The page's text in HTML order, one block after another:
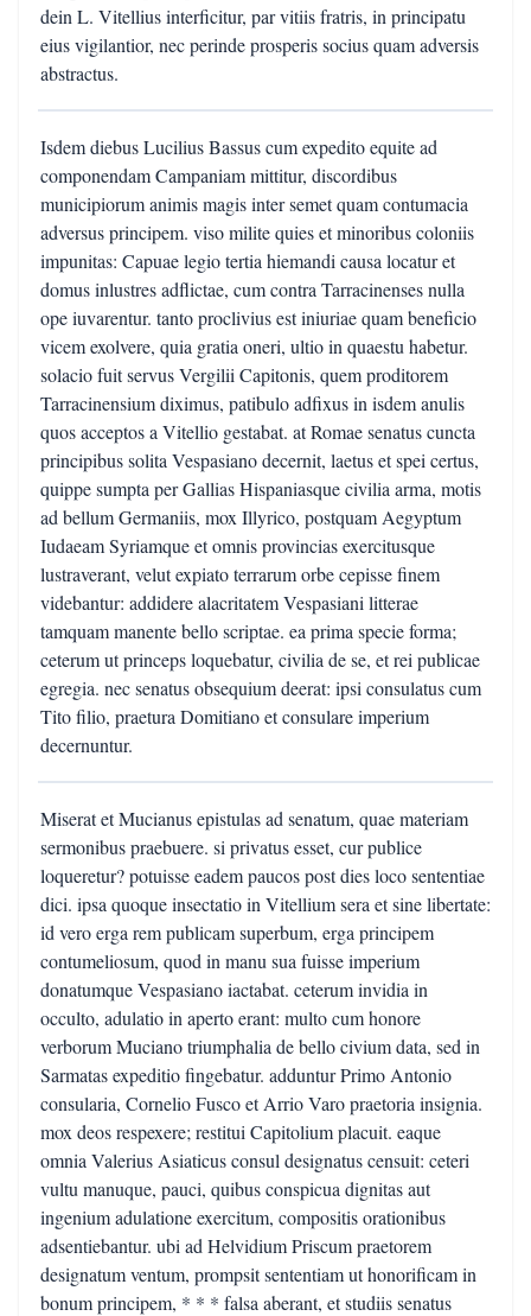
dein L. Vitellius interficitur, par vitiis fratris, in principatu
eius vigilantior, nec perinde prosperis socius quam adversis
abstractus.
Isdem diebus Lucilius Bassus cum expedito equite ad
componendam Campaniam mittitur, discordibus
municipiorum animis magis inter semet quam contumacia
adversus principem. viso milite quies et minoribus coloniis
impunitas: Capuae legio tertia hiemandi causa locatur et
domus inlustres adflictae, cum contra Tarracinenses nulla
ope iuvarentur. tanto proclivius est iniuriae quam beneficio
vicem exolvere, quia gratia oneri, ultio in quaestu habetur.
solacio fuit servus Vergilii Capitonis, quem proditorem
Tarracinensium diximus, patibulo adfixus in isdem anulis
quos acceptos a Vitellio gestabat. at Romae senatus cuncta
principibus solita Vespasiano decernit, laetus et spei certus,
quippe sumpta per Gallias Hispaniasque civilia arma, motis
ad bellum Germaniis, mox Illyrico, postquam Aegyptum
Iudaeam Syriamque et omnis provincias exercitusque
lustraverant, velut expiato terrarum orbe cepisse finem
videbantur: addidere alacritatem Vespasiani litterae
tamquam manente bello scriptae. ea prima specie forma;
ceterum ut princeps loquebatur, civilia de se, et rei publicae
egregia. nec senatus obsequium deerat: ipsi consulatus cum
Tito filio, praetura Domitiano et consulare imperium
decernuntur.
Miserat et Mucianus epistulas ad senatum, quae materiam
sermonibus praebuere. si privatus esset, cur publice
loqueretur? potuisse eadem paucos post dies loco sententiae
dici. ipsa quoque insectatio in Vitellium sera et sine libertate:
id vero erga rem publicam superbum, erga principem
contumeliosum, quod in manu sua fuisse imperium
donatumque Vespasiano iactabat. ceterum invidia in
occulto, adulatio in aperto erant: multo cum honore
verborum Muciano triumphalia de bello civium data, sed in
Sarmatas expeditio fingebatur. adduntur Primo Antonio
consularia, Cornelio Fusco et Arrio Varo praetoria insignia.
mox deos respexere; restitui Capitolium placuit. eaque
omnia Valerius Asiaticus consul designatus censuit: ceteri
vultu manuque, pauci, quibus conspicua dignitas aut
ingenium adulatione exercitum, compositis orationibus
adsentiebantur. ubi ad Helvidium Priscum praetorem
designatum ventum, prompsit sententiam ut honorificam in
bonum principem, * * * falsa aberant, et studiis senatus